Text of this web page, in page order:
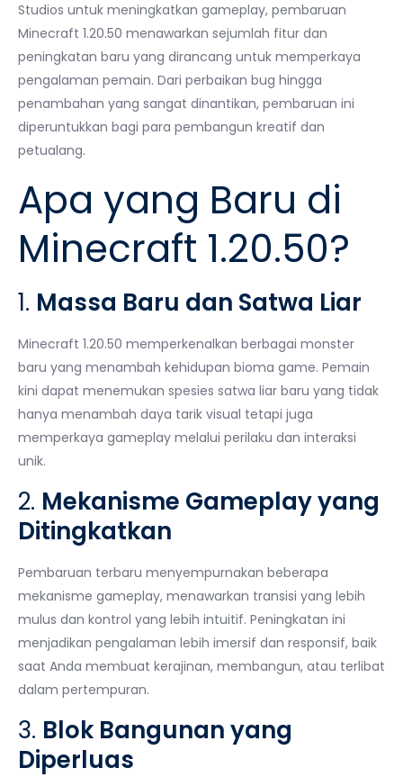
Studios untuk meningkatkan gameplay, pembaruan
Minecraft 1.20.50 menawarkan sejumlah fitur dan
peningkatan baru yang dirancang untuk memperkaya
pengalaman pemain. Dari perbaikan bug hingga
penambahan yang sangat dinantikan, pembaruan ini
diperuntukkan bagi para pembangun kreatif dan
petualang.
Apa yang Baru di
Minecraft 1.20.50?
1. Massa Baru dan Satwa Liar
Minecraft 1.20.50 memperkenalkan berbagai monster
baru yang menambah kehidupan bioma game. Pemain
kini dapat menemukan spesies satwa liar baru yang tidak
hanya menambah daya tarik visual tetapi juga
memperkaya gameplay melalui perilaku dan interaksi
unik.
2. Mekanisme Gameplay yang
Ditingkatkan
Pembaruan terbaru menyempurnakan beberapa
mekanisme gameplay, menawarkan transisi yang lebih
mulus dan kontrol yang lebih intuitif. Peningkatan ini
menjadikan pengalaman lebih imersif dan responsif, baik
saat Anda membuat kerajinan, membangun, atau terlibat
dalam pertempuran.
3. Blok Bangunan yang
Diperluas